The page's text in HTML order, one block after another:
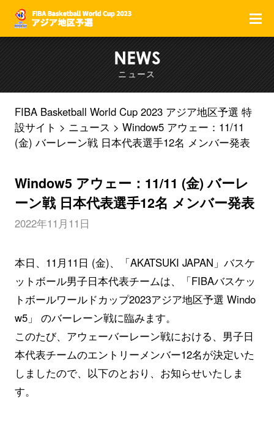
NEWS
ニュース
FIBA Basketball World Cup 2023 アジア地区予選 特
設サイト
ニュース
Window5 アウェー：11/11
(金) バーレーン戦 日本代表選手12名 メンバー発表
Window5 アウェー：11/11 (金) バーレ
ーン戦 日本代表選手12名 メンバー発表
2022年11月11日
本日、11月11日 (金)、「AKATSUKI JAPAN」バスケ
ットボール男子日本代表チームは、「FIBAバスケッ
トボールワールドカップ2023アジア地区予選 Windo
w5」 のバーレーン戦に臨みます。
このたび、アウェーバーレーン戦における、男子日
本代表チームのエントリーメンバー12名が決定いた
しましたので、以下のとおり、お知らせいたしま
す。